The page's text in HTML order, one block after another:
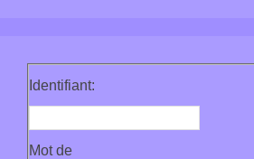
Identifiant:
Mot de